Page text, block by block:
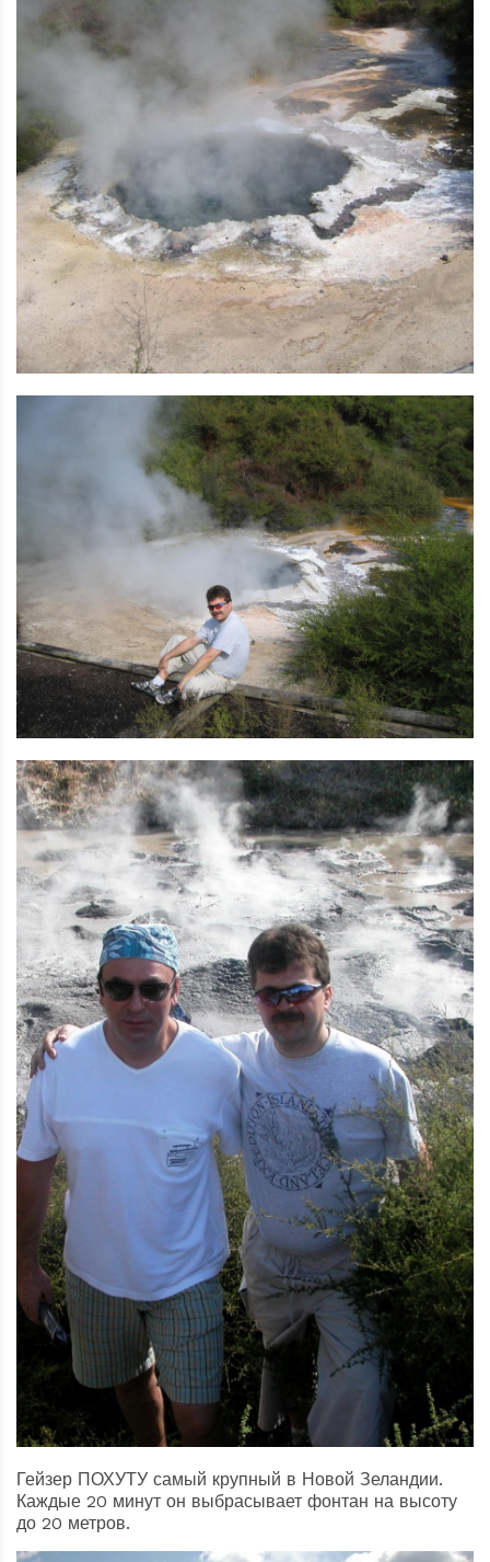
Гейзер ПОХУТУ самый крупный в Новой Зеландии.
Каждые 20 минут он выбрасывает фонтан на высоту
до 20 метров.